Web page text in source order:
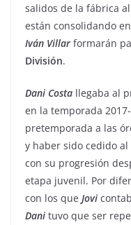
salidos de la fábrica
están consolidando
Iván Villar formarán
División.
Dani Costa llegaba al
en la temporada
pretemporada a las
y haber sido cedido al
con su progresión
etapa juvenil. Por
con los que Jovi
Dani tuvo que ser